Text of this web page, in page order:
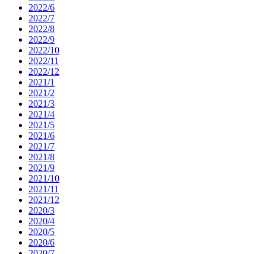
2022/6
2022/7
2022/8
2022/9
2022/10
2022/11
2022/12
2021/1
2021/2
2021/3
2021/4
2021/5
2021/6
2021/7
2021/8
2021/9
2021/10
2021/11
2021/12
2020/3
2020/4
2020/5
2020/6